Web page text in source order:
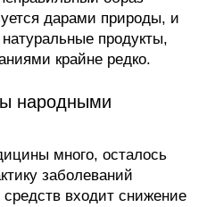
дарами природы, и
продукты,
крайне редко.
народными
много, осталось
заболеваний
входит снижение